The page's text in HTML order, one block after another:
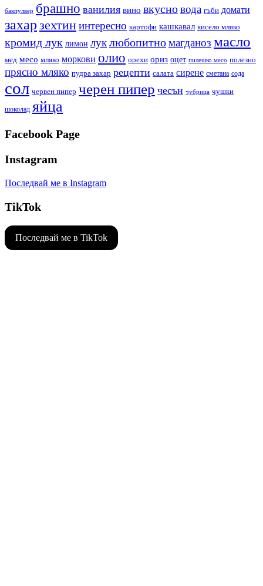
бакпулвер брашно ванилия вино вкусновода гъби домати
захар зехтининтересно картофи кашкавал кисело мляко
кромид лук лимон луклюбопитномагданоз масло
мед месо мляко моркови олио орехи ориз оцет пилешко месо полезно
прясно мляко пудра захар рецепти салата сирене сметана сода
сол червен пипер черен пипер чесън чубрица чушки
шоколад яйца
Facebook Page
Instagram
Последвай ме в Instagram
TikTok
Последвай ме в TikTok